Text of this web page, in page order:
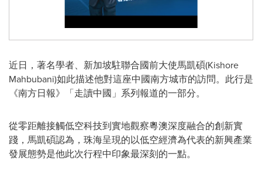
近日，著名學者、新加坡駐聯合國前大使馬凱碩(Kishore
Mahbubani)如此描述他對這座中國南方城市的訪問。此行是
《南方日報》「走讀中國」系列報道的一部分。
從零距離接觸低空科技到實地觀察粵澳深度融合的創新實
踐，馬凱碩認為，珠海呈現的以低空經濟為代表的新興產業
發展態勢是他此次行程中印象最深刻的一點。